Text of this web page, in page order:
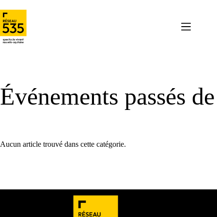
Événements passés de
Aucun article trouvé dans cette catégorie.